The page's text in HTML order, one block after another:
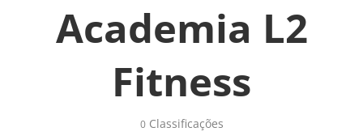
Academia L2
Fitness
0Classificações